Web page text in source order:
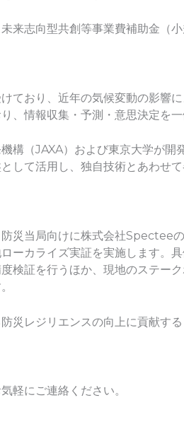
来志向型共創等事業費補助金（
ており、近年の気候変動の影響
、情報収集・予測・意思決定を
構（JAXA）および東京大学が
して活用し、独自技術とあわせ
災当局向けに株式会社Spectee
ーカライズ実証を実施します。
検証を行うほか、現地のステー
災レジリエンスの向上に貢献す
軽にご連絡ください。